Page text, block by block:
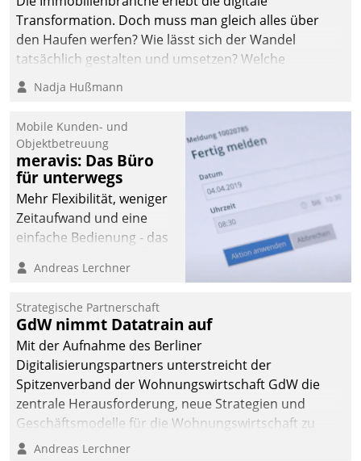
Transformation. Doch muss man gleich alles über
den Haufen werfen? Wie lässt sich der Wandel
tatsächlich gestalten und umsetzen? Welche
Argumente zählen wirklich?
Nadja Hußmann
Mobile Kunden- und
Objektbetreuung
meravis: Das Büro
für unterwegs
Mehr Flexibilität, weniger
Zeitaufwand und eine
einfache Bedienung - das
Cockpit für mobile
Datatrain. Die meravis
Wohnungsbau- und
Immobilien GmbH hat
sich dabei für den Betrieb
der Lösung über die SAP
Cloud Platform
entschieden - als erstes
Unternehmen am
Andreas Lerchner
Strategische Partnerschaft
GdW nimmt Datatrain auf
Mit der Aufnahme des Berliner
Digitalisierungspartners unterstreicht der
Spitzenverband der Wohnungswirtschaft GdW die
zentrale Herausforderung, neue Strategien und
Geschäftsmodelle für die Wohnungswirtschaft zu
entwickeln.
Andreas Lerchner